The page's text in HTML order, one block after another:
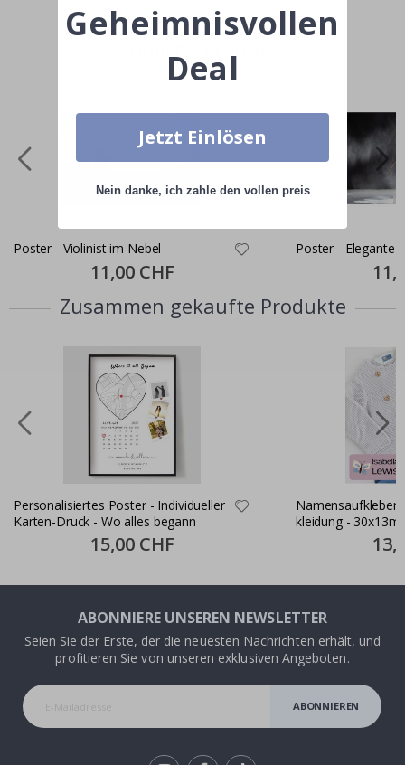
Ähnliche produkte
Poster - Violinist im Nebel
Special
Price
11,00 CHF
Poster - Elegante
Price
Zusammen gekaufte Produkte
Personalisiertes Poster - Individueller
Karten-Druck - Wo alles begann
Special
Price
15,00 CHF
Namensaufkleber
kleidung -
Price
ABONNIERE UNSEREN NEWSLETTER
Seien Sie der Erste, der die neuesten Nachrichten erhält, und
profitieren Sie von unseren exklusiven Angeboten.
ABONNIEREN
Geheimnisvollen
Deal
Jetzt Einlösen
Nein danke, ich zahle den vollen preis